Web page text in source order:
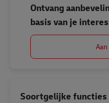
Ontvang
basis van je
Soortgelijke functies